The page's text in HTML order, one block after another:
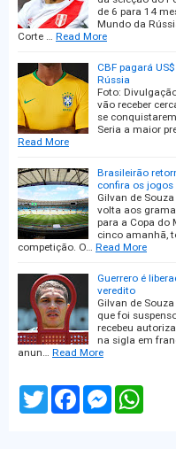
de 6 para 14
Mundo da
Corte … Read More
CBF pagará
Rússia
Foto:
vão receber
se
Seria a maior
Read More
Brasileirão
confira os jogos
Gilvan de
volta aos
para a Copa do
cinco amanhã,
competição. O… Read More
Guerrero é
veredito
Gilvan de
que foi
recebeu
na sigla em
anun… Read More
T
w
F
M